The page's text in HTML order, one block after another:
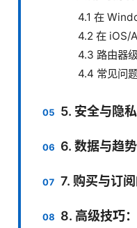
4.1 在
4.2 在 iOS/
4.3 路由器
4.4 常见问
5. 安全与隐
6. 数据与趋
7. 购买与订
8. 高级技巧